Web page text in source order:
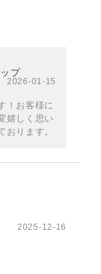
プ
2026-01-15
！お客様に
嬉しく思い
おります。
2025-12-16